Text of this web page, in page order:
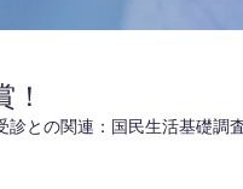
との関連：国民生活基礎調